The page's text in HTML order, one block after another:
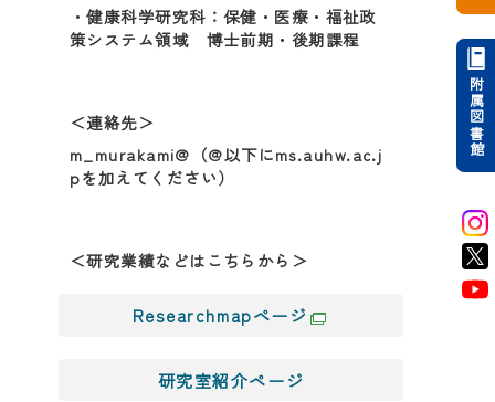
・健康科学研究科：保健・医療・福祉政
策システム領域 博士前期・後期課程
＜連絡先＞
m_murakami@（@以下にms.auhw.ac.j
pを加えてください）
＜研究業績などはこちらから＞
Researchmapページ
研究室紹介ページ
附属図書館